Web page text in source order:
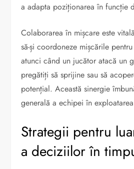
a adapta poziționarea în funcție
Colaborarea în mișcare este
să-și coordoneze mișcările
atunci când un jucător atacă un
pregătiți să sprijine sau să
potențial. Această sinergie
generală a echipei în
Strategii pentru
a deciziilor în